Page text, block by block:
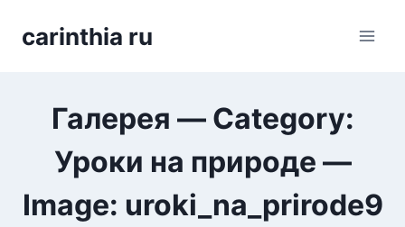
carinthia ru
Галерея — Category:
Уроки на природе —
Image: uroki_na_prirode9